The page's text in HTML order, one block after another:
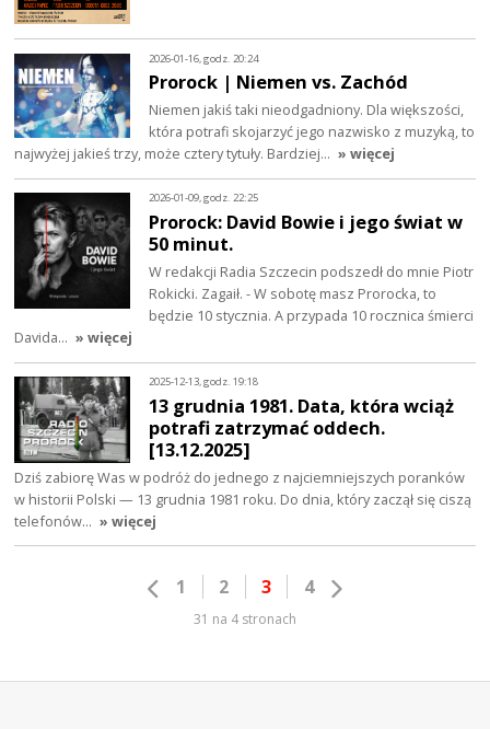
2026-01-16, godz. 20:24
Prorock | Niemen vs. Zachód
Niemen jakiś taki nieodgadniony. Dla większości,
która potrafi skojarzyć jego nazwisko z muzyką, to
najwyżej jakieś trzy, może cztery tytuły. Bardziej… » więcej
2026-01-09, godz. 22:25
Prorock: David Bowie i jego świat w
50 minut.
W redakcji Radia Szczecin podszedł do mnie Piotr
Rokicki. Zagaił. - W sobotę masz Prorocka, to
będzie 10 stycznia. A przypada 10 rocznica śmierci
Davida… » więcej
2025-12-13, godz. 19:18
13 grudnia 1981. Data, która wciąż
potrafi zatrzymać oddech.
[13.12.2025]
Dziś zabiorę Was w podróż do jednego z najciemniejszych poranków
w historii Polski — 13 grudnia 1981 roku. Do dnia, który zaczął się ciszą
telefonów… » więcej
1 2 3 4
31 na 4 stronach